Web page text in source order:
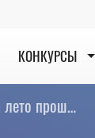
КОНКУРСЫ
Только этого мало (Вот и лето прошло)